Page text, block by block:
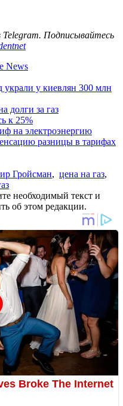
Telegram. Подписывайтесь
News
у киевлян 300 млн
долги за газ
к 25%
на электроэнергию
разницы в тарифах
Гройсман, цена на газ,
необходимый текст и
об этом редакции.